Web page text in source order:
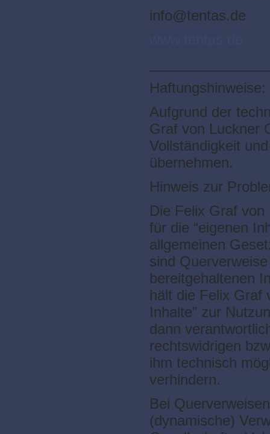
info@tentas.de
Haftungshinweise:
Aufgrund der
Graf von Luckner
Vollständigkeit
übernehmen.
Hinweis zur
Die Felix Graf
für die “eigenen
allgemeinen
sind
bereitgehaltenen
hält die Felix Graf
Inhalte” zur
dann
rechtswidrigen
ihm technisch
verhindern.
Bei
(dynamische)